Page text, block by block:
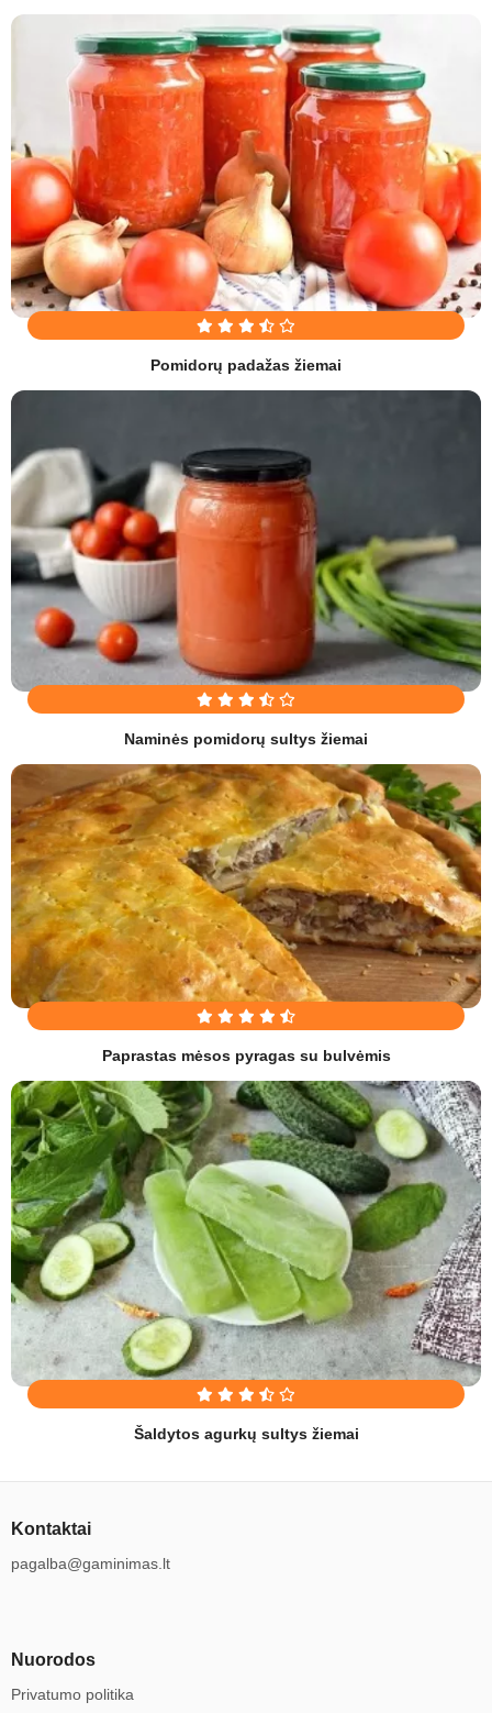
Pomidorų padažas žiemai
Naminės pomidorų sultys žiemai
Paprastas mėsos pyragas su bulvėmis
Šaldytos agurkų sultys žiemai
Kontaktai
pagalba@gaminimas.lt
Nuorodos
Privatumo politika